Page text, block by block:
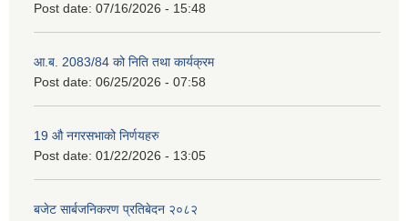
Post date: 07/16/2026 - 15:48
आ.ब. 2083/84 को निति तथा कार्यक्रम
Post date: 06/25/2026 - 07:58
19 औ नगरसभाको निर्णयहरु
Post date: 01/22/2026 - 13:05
बजेट सार्बजनिकरण प्रतिबेदन २०८२